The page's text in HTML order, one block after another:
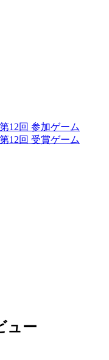
12回 参加ゲーム
12回 受賞ゲーム
ュー